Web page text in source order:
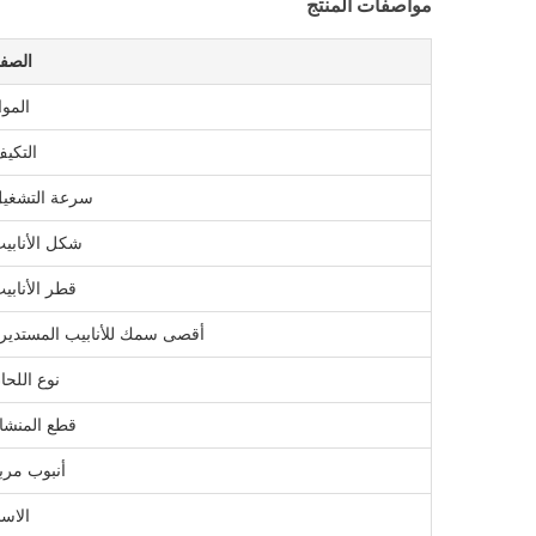
مواصفات المنتج
سرعة
شكل
قطر
أقصى سمك للأنابيب
نوع
قطع
أنبوب